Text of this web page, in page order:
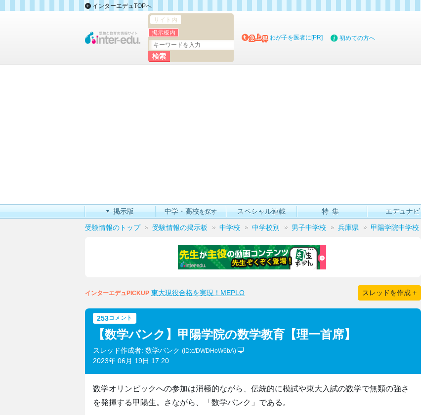
インターエデュTOPへ
サイト内
掲示板内
わが子を医者に[PR] 初めての方へ
掲示版 中学・高校を探す スペシャル連載 特集 エデュナビ
受験情報のトップ 受験情報の掲示板 中学校 中学校別 男子中学校 兵庫県 甲陽学院中学校
インターエデュPICKUP 東大現役合格を実現！MEPLO スレッドを作成 +
253コメント
【数学バンク】甲陽学院の数学教育【理一首席】
スレッド作成者: 数学バンク (ID:c/DWDHoW6bA)
2023年 06月 19日 17:20
数学オリンピックへの参加は消極的ながら、伝統的に模試や東大入試の数学で無類の強さ
を発揮する甲陽生。さながら、「数学バンク」である。